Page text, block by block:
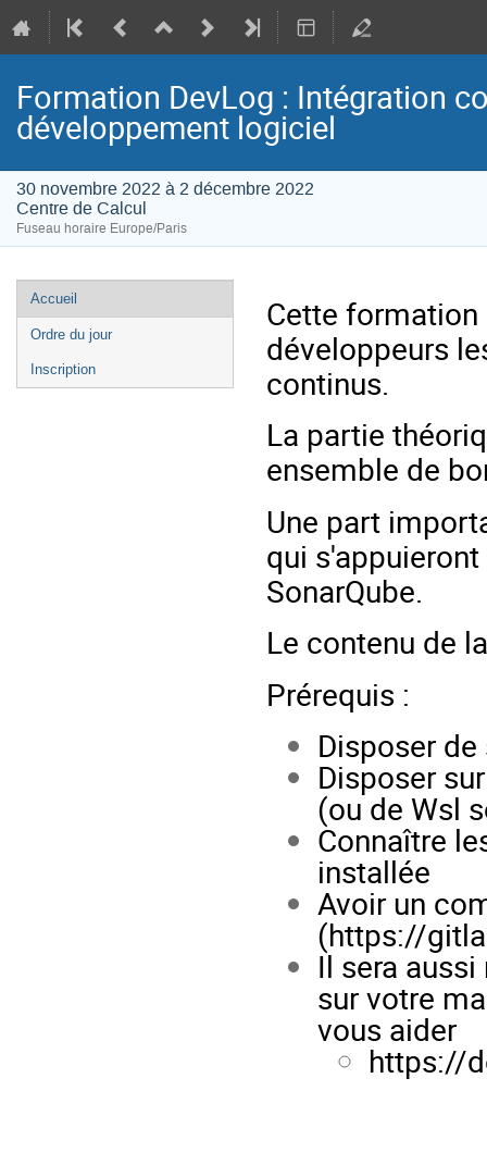
Formation DevLog : Intégration
développement logiciel
30 novembre 2022 à 2 décembre 2022
Centre de Calcul
Fuseau horaire Europe/Paris
Menu
de
l'événement
Accueil
Ordre du jour
Inscription
Cette
développeurs
continus.
La partie
ensemble de
Une part
qui
SonarQube.
Le contenu de
Prérequis :
Disposer
Disposer
(ou de Wsl
Connaître
installée
Avoir un
(https://
Il sera
sur votre
vous aider
https://